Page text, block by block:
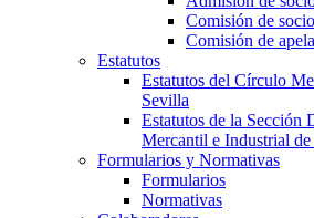
Comisión de
Comisión de
Estatutos
Estatutos del Círculo
Sevilla
Estatutos de la Sección
Mercantil e Industrial
Formularios y Normativas
Formularios
Normativas